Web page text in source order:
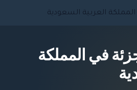
العربية السعودية
في المملكة